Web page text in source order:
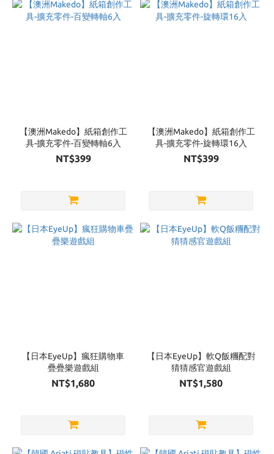
【澳洲Makedo】紙箱創作工
具-擴充零件-百變轉軸6入
NT$399
【澳洲Makedo】紙箱創作工
具-擴充零件-旋轉環16入
NT$399
【日本EyeUp】瘋狂購物車
疊疊樂遊戲組
NT$1,680
【日本EyeUp】軟Q飯糰配對
猜猜感官遊戲組
NT$1,580